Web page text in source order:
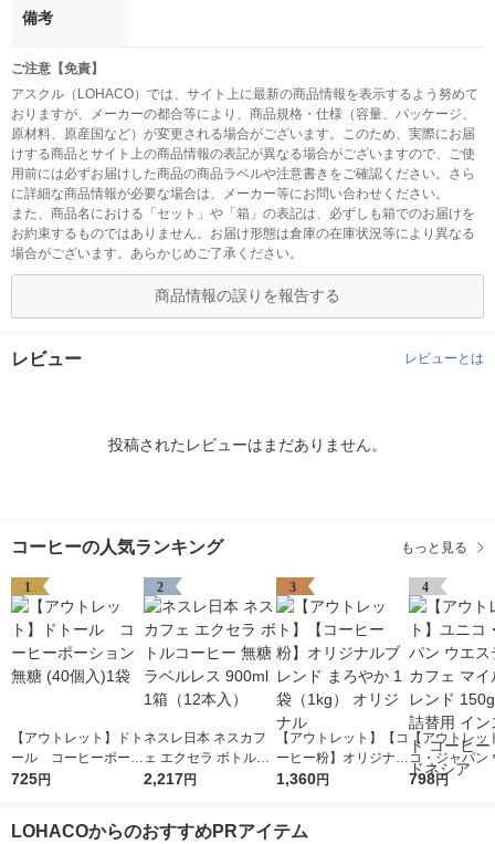
備考
ご注意【免責】
アスクル（LOHACO）では、サイト上に最新の商品情報を表示するよう努めて
おりますが、メーカーの都合等により、商品規格・仕様（容量、パッケージ、
原材料、原産国など）が変更される場合がございます。このため、実際にお届
けする商品とサイト上の商品情報の表記が異なる場合がございますので、ご使
用前には必ずお届けした商品の商品ラベルや注意書きをご確認ください。さら
に詳細な商品情報が必要な場合は、メーカー等にお問い合わせください。
また、商品名における「セット」や「箱」の表記は、必ずしも箱でのお届けを
お約束するものではありません。お届け形態は倉庫の在庫状況等により異なる
場合がございます。あらかじめご了承ください。
商品情報の誤りを報告する
レビュー レビューとは
投稿されたレビューはまだありません。
コーヒーの人気ランキング もっと見る
1
【アウトレット】ドト
ール コーヒーポーシ
ョン 無糖 (40個入)1袋
725円
2
ネスレ日本 ネスカフ
ェ エクセラ ボトルコ
ーヒー 無糖 ラベルレ
2,217円
3
【アウトレット】【コ
ーヒー粉】オリジナル
ブレンド まろやか 1
1,360円
4
【アウトレッ
コ・ジャパン
ティンカフェ
798円
LOHACOからのおすすめPRアイテム